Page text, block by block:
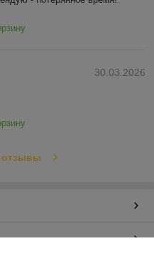
30.03.2026
отзывы